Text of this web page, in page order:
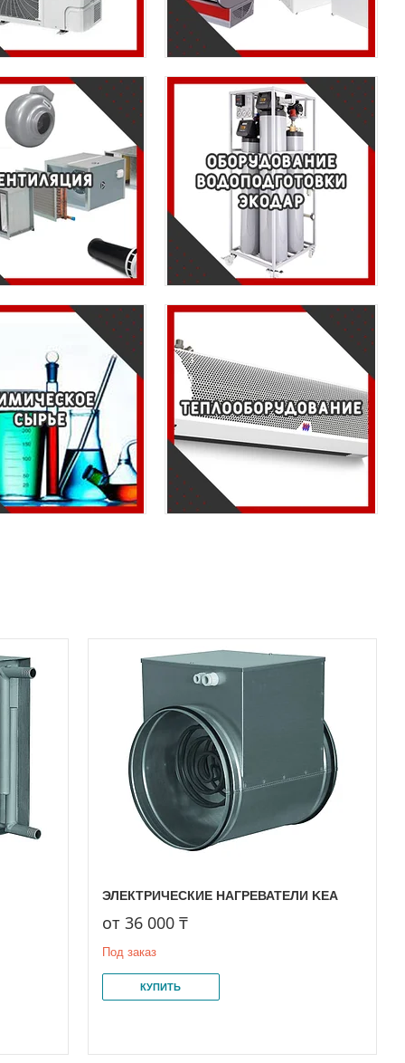
ЭЛЕКТРИЧЕСКИЕ НАГРЕВАТЕЛИ KEA
от 36 000 ₸
Под заказ
КУПИТЬ